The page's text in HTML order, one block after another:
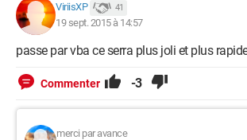
ViriisXP 41
19 sept. 2015 à 14:57
passe par vba ce serra plus joli et plus
Commenter -3
merci par avance